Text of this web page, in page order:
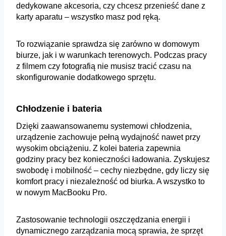
dedykowane akcesoria, czy chcesz przenieść dane z
karty aparatu – wszystko masz pod ręką.
To rozwiązanie sprawdza się zarówno w domowym
biurze, jak i w warunkach terenowych. Podczas pracy
z filmem czy fotografią nie musisz tracić czasu na
skonfigurowanie dodatkowego sprzętu.
Chłodzenie i bateria
Dzięki zaawansowanemu systemowi chłodzenia,
urządzenie zachowuje pełną wydajność nawet przy
wysokim obciążeniu. Z kolei bateria zapewnia
godziny pracy bez konieczności ładowania. Zyskujesz
swobodę i mobilność – cechy niezbędne, gdy liczy się
komfort pracy i niezależność od biurka. A wszystko to
w nowym MacBooku Pro.
Zastosowanie technologii oszczędzania energii i
dynamicznego zarządzania mocą sprawia, że sprzęt